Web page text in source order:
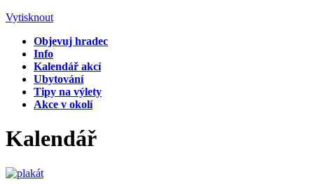
Vytisknout
Objevuj hradec
Info
Kalendář akcí
Ubytování
Tipy na výlety
Akce v okolí
Kalendář